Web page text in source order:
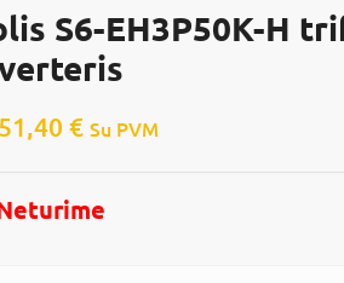
S6-EH3P50K-H
€ Su PVM